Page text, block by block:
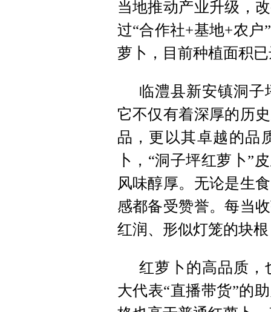
当地推动产业升级，
过“合作社+基地+农
萝卜，目前种植面积
临澧县新安镇洞
它不仅有着深厚的历
品，更以其卓越的品
卜，“洞子坪红萝卜”
风味醇厚。无论是生
感都备受赞誉。每当
红润、形似灯笼的块
红萝卜的高品质，
大代表“直播带货”的